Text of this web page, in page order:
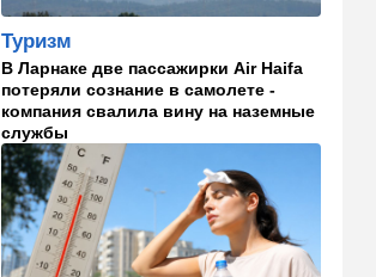
транспорта в Израиле: что
изменится для пассажиров
автобусов и поездов
17:48 Здоровье
Впервые в этом году:
пенсионер скончался из-за
укуса комара
17:14 Израиль
Туризм
В Ларнаке две пассажирки Air Haifa
потеряли сознание в самолете -
компания свалила вину на наземные
службы